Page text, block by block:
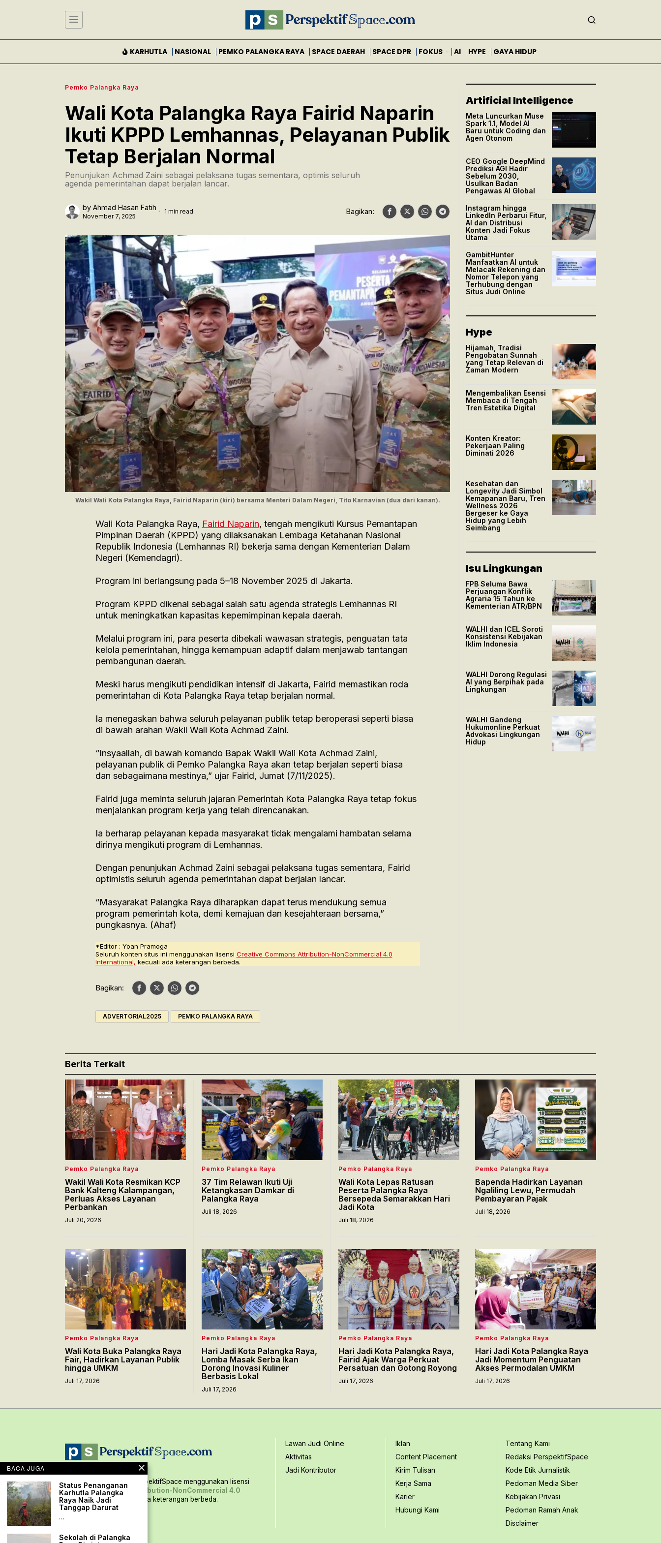
KARHUTLA NASIONAL PEMKO PALANGKA RAYA SPACE DAERAH SPACE DPR FOKUS AI HYPE GAYA HIDUP
Pemko Palangka Raya
Wali Kota Palangka Raya Fairid Naparin
Ikuti KPPD Lemhannas, Pelayanan Publik
Tetap Berjalan Normal
Penunjukan Achmad Zaini sebagai pelaksana tugas sementara, optimis seluruh
agenda pemerintahan dapat berjalan lancar.
by Ahmad Hasan Fatih
November 7, 2025
1 min read Bagikan:
Wakil Wali Kota Palangka Raya, Fairid Naparin (kiri) bersama Menteri Dalam Negeri, Tito Karnavian (dua dari kanan).
Wali Kota Palangka Raya, Fairid Naparin, tengah mengikuti Kursus Pemantapan
Pimpinan Daerah (KPPD) yang dilaksanakan Lembaga Ketahanan Nasional
Republik Indonesia (Lemhannas RI) bekerja sama dengan Kementerian Dalam
Negeri (Kemendagri).
Program ini berlangsung pada 5–18 November 2025 di Jakarta.
Program KPPD dikenal sebagai salah satu agenda strategis Lemhannas RI
untuk meningkatkan kapasitas kepemimpinan kepala daerah.
Melalui program ini, para peserta dibekali wawasan strategis, penguatan tata
kelola pemerintahan, hingga kemampuan adaptif dalam menjawab tantangan
pembangunan daerah.
Meski harus mengikuti pendidikan intensif di Jakarta, Fairid memastikan roda
pemerintahan di Kota Palangka Raya tetap berjalan normal.
Ia menegaskan bahwa seluruh pelayanan publik tetap beroperasi seperti biasa
di bawah arahan Wakil Wali Kota Achmad Zaini.
“Insyaallah, di bawah komando Bapak Wakil Wali Kota Achmad Zaini,
pelayanan publik di Pemko Palangka Raya akan tetap berjalan seperti biasa
dan sebagaimana mestinya,” ujar Fairid, Jumat (7/11/2025).
Fairid juga meminta seluruh jajaran Pemerintah Kota Palangka Raya tetap fokus
menjalankan program kerja yang telah direncanakan.
Ia berharap pelayanan kepada masyarakat tidak mengalami hambatan selama
dirinya mengikuti program di Lemhannas.
Dengan penunjukan Achmad Zaini sebagai pelaksana tugas sementara, Fairid
optimistis seluruh agenda pemerintahan dapat berjalan lancar.
“Masyarakat Palangka Raya diharapkan dapat terus mendukung semua
program pemerintah kota, demi kemajuan dan kesejahteraan bersama,”
pungkasnya. (Ahaf)
*Editor : Yoan Pramoga
Seluruh konten situs ini menggunakan lisensi Creative Commons Attribution-NonCommercial 4.0
International, kecuali ada keterangan berbeda.
Bagikan:
ADVERTORIAL2025 PEMKO PALANGKA RAYA
Artificial Intelligence
Meta Luncurkan Muse
Spark 1.1, Model AI
Baru untuk Coding dan
Agen Otonom
CEO Google DeepMind
Prediksi AGI Hadir
Sebelum 2030,
Usulkan Badan
Pengawas AI Global
Instagram hingga
LinkedIn Perbarui Fitur,
AI dan Distribusi
Konten Jadi Fokus
Utama
GambitHunter
Manfaatkan AI untuk
Melacak Rekening dan
Nomor Telepon yang
Terhubung dengan
Situs Judi Online
Hype
Hijamah, Tradisi
Pengobatan Sunnah
yang Tetap Relevan di
Zaman Modern
Mengembalikan Esensi
Membaca di Tengah
Tren Estetika Digital
Konten Kreator:
Pekerjaan Paling
Diminati 2026
Kesehatan dan
Longevity Jadi Simbol
Kemapanan Baru, Tren
Wellness 2026
Bergeser ke Gaya
Hidup yang Lebih
Seimbang
Isu Lingkungan
FPB Seluma Bawa
Perjuangan Konflik
Agraria 15 Tahun ke
Kementerian ATR/BPN
WALHI dan ICEL Soroti
Konsistensi Kebijakan
Iklim Indonesia
WALHI Dorong Regulasi
AI yang Berpihak pada
Lingkungan
WALHI Gandeng
Hukumonline Perkuat
Advokasi Lingkungan
Hidup
Berita Terkait
Pemko Palangka Raya
Wakil Wali Kota Resmikan KCP
Bank Kalteng Kalampangan,
Perluas Akses Layanan
Perbankan
Juli 20, 2026
Pemko Palangka Raya
37 Tim Relawan Ikuti Uji
Ketangkasan Damkar di
Palangka Raya
Juli 18, 2026
Pemko Palangka Raya
Wali Kota Lepas Ratusan
Peserta Palangka Raya
Bersepeda Semarakkan Hari
Jadi Kota
Juli 18, 2026
Pemko Palangka Raya
Bapenda Hadirkan Layanan
Ngaliling Lewu, Permudah
Pembayaran Pajak
Juli 18, 2026
Pemko Palangka Raya
Wali Kota Buka Palangka Raya
Fair, Hadirkan Layanan Publik
hingga UMKM
Juli 17, 2026
Pemko Palangka Raya
Hari Jadi Kota Palangka Raya,
Lomba Masak Serba Ikan
Dorong Inovasi Kuliner
Berbasis Lokal
Juli 17, 2026
Pemko Palangka Raya
Hari Jadi Kota Palangka Raya,
Fairid Ajak Warga Perkuat
Persatuan dan Gotong Royong
Juli 17, 2026
Pemko Palangka Raya
Hari Jadi Kota Palangka Raya
Jadi Momentum Penguatan
Akses Permodalan UMKM
Juli 17, 2026
Seluruh konten situs PerspektifSpace menggunakan lisensi
Creative Commons Attribution-NonCommercial 4.0
International,kecuali ada keterangan berbeda.
Lawan Judi Online
Aktivitas
Jadi Kontributor
Iklan
Content Placement
Kirim Tulisan
Kerja Sama
Karier
Hubungi Kami
Tentang Kami
Redaksi PerspektifSpace
Kode Etik Jurnalistik
Pedoman Media Siber
Kebijakan Privasi
Pedoman Ramah Anak
Disclaimer
BACA JUGA
Status Penanganan
Karhutla Palangka
Raya Naik Jadi
Tanggap Darurat
…
Sekolah di Palangka